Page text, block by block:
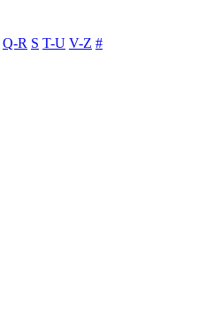
Q-R S T-U V-Z #